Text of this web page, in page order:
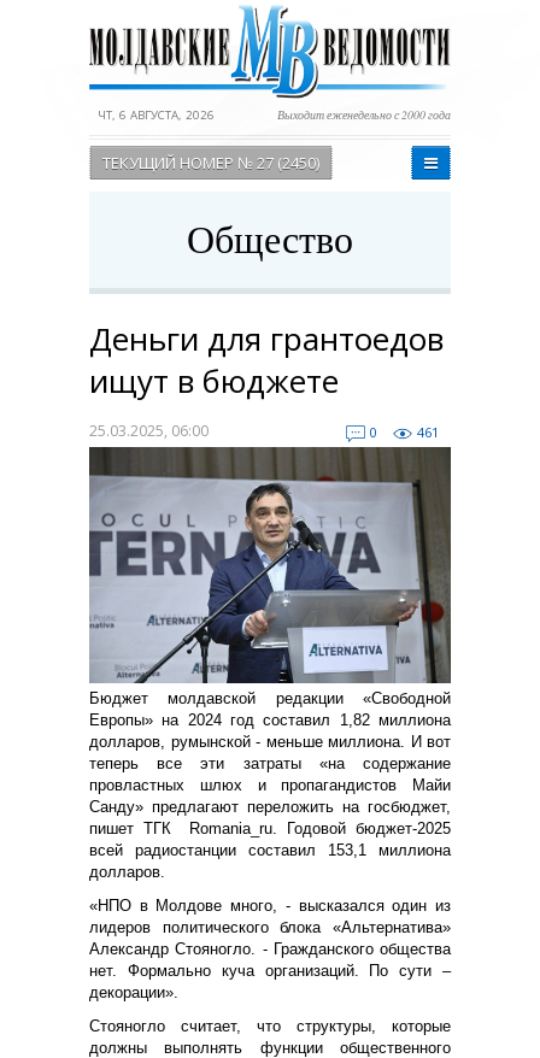
ЧТ, 6 АВГУСТА, 2026 Выходит еженедельно с 2000 года
ТЕКУЩИЙ НОМЕР № 27 (2450)
Общество
Деньги для грантоедов
ищут в бюджете
25.03.2025, 06:00 0 461
Бюджет молдавской редакции «Свободной
Европы» на 2024 год составил 1,82 миллиона
долларов, румынской - меньше миллиона. И вот
теперь все эти затраты «на содержание
провластных шлюх и пропагандистов Майи
Санду» предлагают переложить на госбюджет,
пишет ТГК Romania_ru. Годовой бюджет-2025
всей радиостанции составил 153,1 миллиона
долларов.
«НПО в Молдове много, - высказался один из
лидеров политического блока «Альтернатива»
Александр Стояногло. - Гражданского общества
нет. Формально куча организаций. По сути –
декорации».
Стояногло считает, что структуры, которые
должны выполнять функции общественного